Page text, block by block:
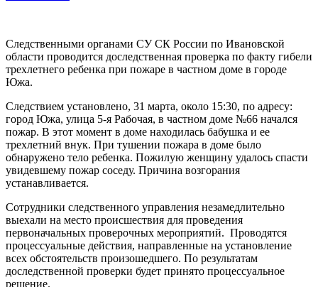
Следственными органами СУ СК России по Ивановской
области проводится доследственная проверка по факту гибели
трехлетнего ребенка при пожаре в частном доме в городе
Южа.
Следствием установлено, 31 марта, около 15:30, по адресу:
город Южа, улица 5-я Рабочая, в частном доме №66 начался
пожар. В этот момент в доме находилась бабушка и ее
трехлетний внук. При тушении пожара в доме было
обнаружено тело ребенка. Пожилую женщину удалось спасти
увидевшему пожар соседу. Причина возгорания
устанавливается.
Сотрудники следственного управления незамедлительно
выехали на место происшествия для проведения
первоначальных проверочных мероприятий. Проводятся
процессуальные действия, направленные на установление
всех обстоятельств произошедшего. По результатам
доследственной проверки будет принято процессуальное
решение.